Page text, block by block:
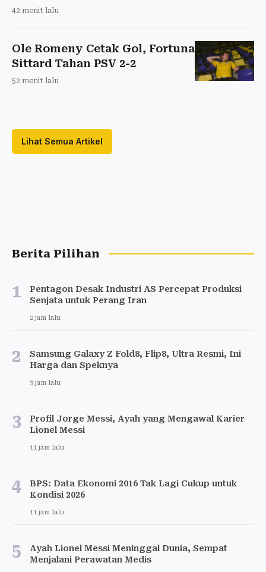
42 menit lalu
Ole Romeny Cetak Gol, Fortuna
Sittard Tahan PSV 2-2
52 menit lalu
Lihat Semua Artikel
Berita Pilihan
1
Pentagon Desak Industri AS Percepat Produksi
Senjata untuk Perang Iran
2 jam lalu
2
Samsung Galaxy Z Fold8, Flip8, Ultra Resmi, Ini
Harga dan Speknya
3 jam lalu
3
Profil Jorge Messi, Ayah yang Mengawal Karier
Lionel Messi
11 jam lalu
4
BPS: Data Ekonomi 2016 Tak Lagi Cukup untuk
Kondisi 2026
11 jam lalu
5
Ayah Lionel Messi Meninggal Dunia, Sempat
Menjalani Perawatan Medis